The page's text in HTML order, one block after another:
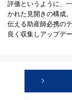
評価というように、
かれた見開きの構成
伝える助産師必携の
良く収集しアップデ